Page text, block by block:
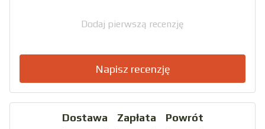
Dodaj pierwszą recenzję
Napisz recenzję
Dostawa Zapłata Powrót